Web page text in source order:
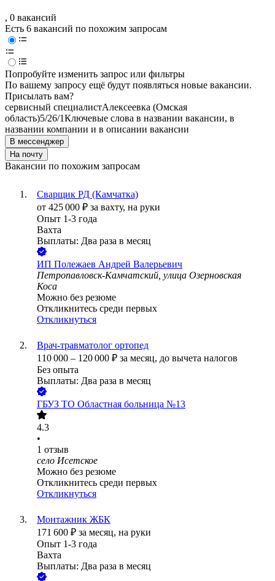
, 0 вакансий
Есть 6 вакансий по похожим запросам
Попробуйте изменить запрос или фильтры
По вашему запросу ещё будут появляться новые вакансии.
Присылать вам?
сервисный специалистАлексеевка (Омская
область)5/26/1Ключевые слова в названии вакансии, в
названии компании и в описании вакансии
В мессенджер
На почту
Вакансии по похожим запросам
Сварщик РД (Камчатка)
от 425 000 ₽ за вахту, на руки
Опыт 1-3 года
Вахта
Выплаты: Два раза в месяц
ИП Полежаев Андрей Валерьевич
Петропавловск-Камчатский, улица Озерновская
Коса
Можно без резюме
Откликнитесь среди первых
Откликнуться
Врач-травматолог ортопед
110 000 – 120 000 ₽ за месяц, до вычета налогов
Без опыта
Выплаты: Два раза в месяц
ГБУЗ ТО Областная больница №13
4.3
•
1 отзыв
село Исетское
Можно без резюме
Откликнитесь среди первых
Откликнуться
Монтажник ЖБК
171 600 ₽ за месяц, на руки
Опыт 1-3 года
Вахта
Выплаты: Два раза в месяц